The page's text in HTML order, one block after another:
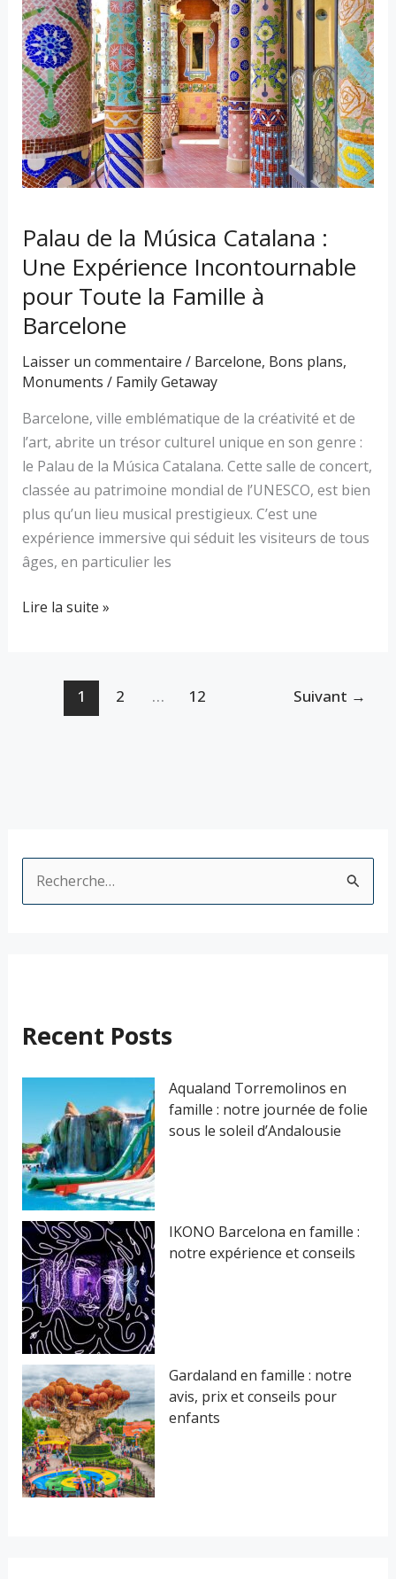
Palau de la Música Catalana :
Une Expérience Incontournable
pour Toute la Famille à
Barcelone
Laisser un commentaire / Barcelone, Bons plans,
Monuments / Family Getaway
Barcelone, ville emblématique de la créativité et de
l’art, abrite un trésor culturel unique en son genre :
le Palau de la Música Catalana. Cette salle de concert,
classée au patrimoine mondial de l’UNESCO, est bien
plus qu’un lieu musical prestigieux. C’est une
expérience immersive qui séduit les visiteurs de tous
âges, en particulier les
la
Música
Catalana
:
Une
Expérience
Incontournable
pour
la
Famille
à
Barcelone
Lire la suite »
1 2 … 12 Suivant →
r
h
e
r
:
Recent Posts
Aqualand Torremolinos en
famille : notre journée de folie
sous le soleil d’Andalousie
IKONO Barcelona en famille :
notre expérience et conseils
Gardaland en famille : notre
avis, prix et conseils pour
enfants